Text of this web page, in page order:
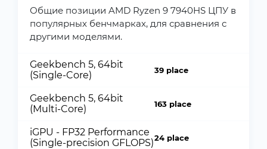
Общие позиции AMD Ryzen 9 7940HS ЦПУ в
популярных бенчмарках, для сравнения с
другими моделями.
Geekbench 5, 64bit
(Single-Core)
39 place
Geekbench 5, 64bit
(Multi-Core)
163 place
iGPU - FP32 Performance
(Single-precision GFLOPS)24 place